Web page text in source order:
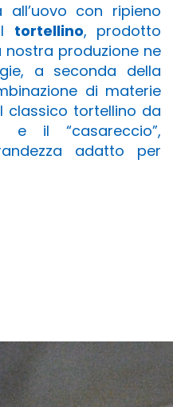
con ripieno
tortellino, prodotto
nostra produzione ne
a seconda della
di materie
classico tortellino da
il “casareccio”,
adatto per